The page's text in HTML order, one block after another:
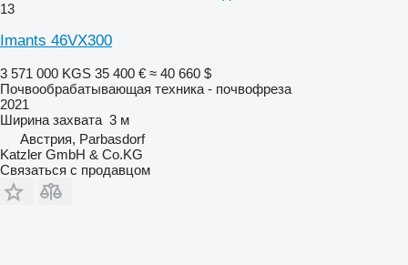
13
Imants 46VX300
3 571 000 KGS 35 400 € ≈ 40 660 $
Почвообрабатывающая техника - почвофреза
2021
Ширина захвата 3 м
Австрия, Parbasdorf
Katzler GmbH & Co.KG
Связаться с продавцом